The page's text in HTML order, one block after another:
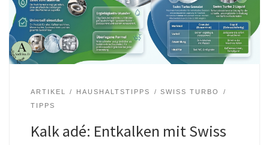
ARTIKEL HAUSHALTSTIPPS
SWISS TURBO
TIPPS
Kalk adé: Entkalken mit Swiss